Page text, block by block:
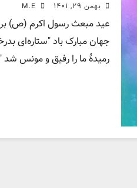
بهمن ۲۹, ۱۴۰۱
عید مبعث رسول اکرم (ص)
جهان مبارک باد "ستاره‌ای
رمیدهٔ ما را رفیق و مونس شد